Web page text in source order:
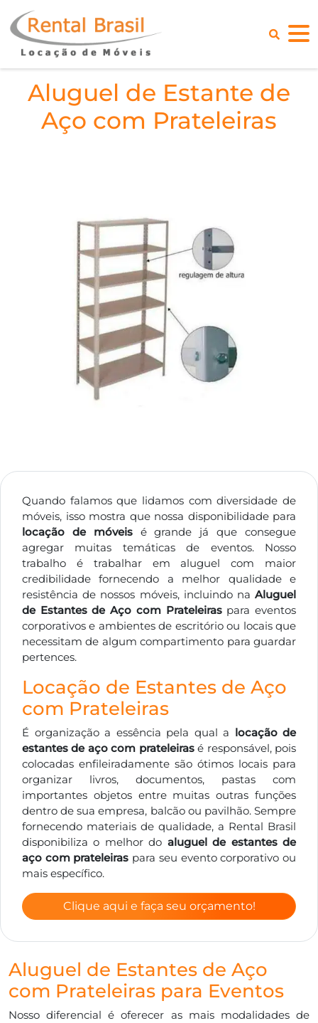
Aluguel de Estante de
Aço com Prateleiras
Quando falamos que lidamos com diversidade de
móveis, isso mostra que nossa disponibilidade para
locação de móveisé grande já que consegue
agregar muitas temáticas de eventos. Nosso
trabalho é trabalhar em aluguel com maior
credibilidade fornecendo a melhor qualidade e
resistência de nossos móveis, incluindo na Aluguel
de Estantes de Aço com Prateleiraspara eventos
corporativos e ambientes de escritório ou locais que
necessitam de algum compartimento para guardar
pertences.
Locação de Estantes de Aço
com Prateleiras
É organização a essência pela qual a locação de
estantes de aço com prateleirasé responsável, pois
colocadas enfileiradamente são ótimos locais para
organizar livros, documentos, pastas com
importantes objetos entre muitas outras funções
dentro de sua empresa, balcão ou pavilhão. Sempre
fornecendo materiais de qualidade, a Rental Brasil
disponibiliza o melhor do aluguel de estantes de
aço com prateleiras para seu evento corporativo ou
mais específico.
Clique aqui e faça seu orçamento!
Aluguel de Estantes de Aço
com Prateleiras para Eventos
Nosso diferencial é oferecer as mais modalidades de